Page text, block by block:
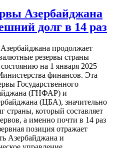
Азербайджана
долг в 14 раз
продолжает
резервы страны
на 1 января 2025
финансов. Эта
Государственного
(ГНФАР) и
(ЦБА), значительно
страны, который составляет
а именно почти в 14 раз
позиция отражает
Азербайджана и